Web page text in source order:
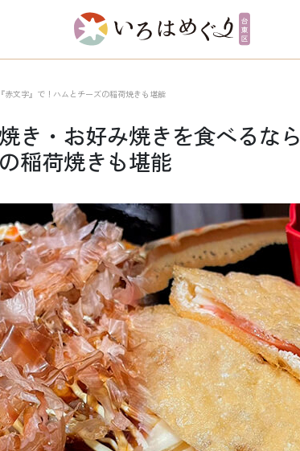
赤文字』で！ハムとチーズの稲荷焼きも堪能
き・お好み焼きを食べるなら
稲荷焼きも堪能